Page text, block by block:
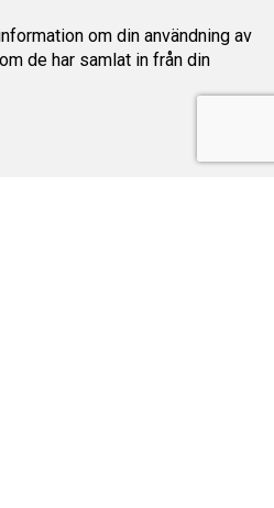
om din användning av
de har samlat in från din